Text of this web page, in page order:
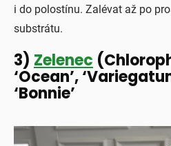
i do polostínu. Zalévat až po
substrátu.
3) Zelenec
‘Ocean’,
‘Bonnie’